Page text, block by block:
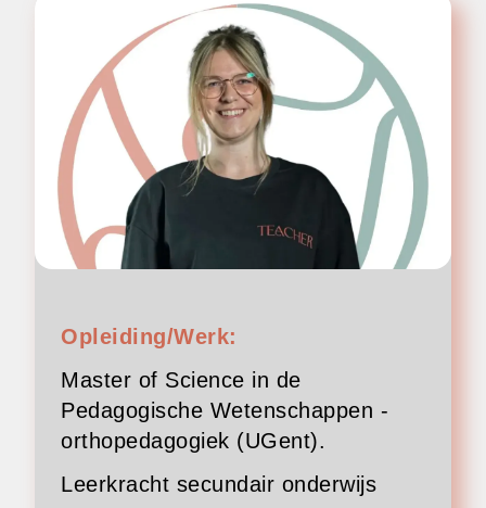
Opleiding/Werk:
Master of Science in de
Pedagogische Wetenschappen -
orthopedagogiek (UGent).
Leerkracht secundair onderwijs